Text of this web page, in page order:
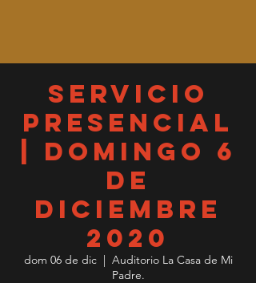
Servicio
Presencial
| Domingo 6
de
diciembre
2020
dom 06 de dic
  |
Auditorio La Casa de Mi
Padre.